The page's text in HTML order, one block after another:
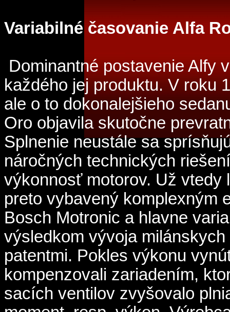
Variabilné časovanie Alfa
Dominantné postavenie Alfy
každého jej produktu. V roku
ale o to dokonalejšieho
Oro objavila skutočne
Splnenie neustále sa
náročných technických
výkonnosť motorov. Už vtedy
preto vybavený komplexným
Bosch Motronic a hlavne
výsledkom vývoja
patentmi. Pokles výkonu
kompenzovali zariadením,
sacích ventilov zvyšovalo